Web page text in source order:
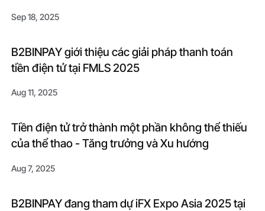
Sep 18, 2025
B2BINPAY giới thiệu các giải pháp thanh toán
tiền điện tử tại FMLS 2025
Aug 11, 2025
Tiền điện tử trở thành một phần không thể thiếu
của thể thao - Tăng trưởng và Xu hướng
Aug 7, 2025
B2BINPAY đang tham dự iFX Expo Asia 2025 tại